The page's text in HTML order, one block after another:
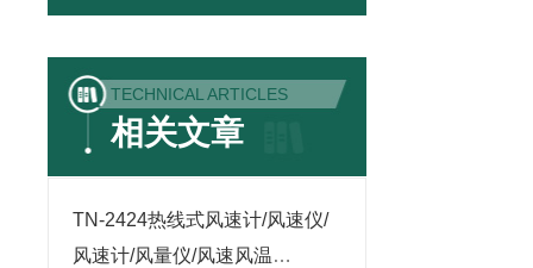
TECHNICAL ARTICLES
相关文章
TN-2424热线式风速计/风速仪/
风速计/风量仪/风速风温